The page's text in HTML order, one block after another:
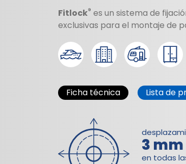
Fitlock® es un sistema de
exclusivas para el montaje de
Ficha técnica Lista de
3 mm
en todas